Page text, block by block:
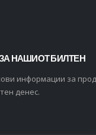
НАШИОТ БИЛТЕН
информации за
денес.